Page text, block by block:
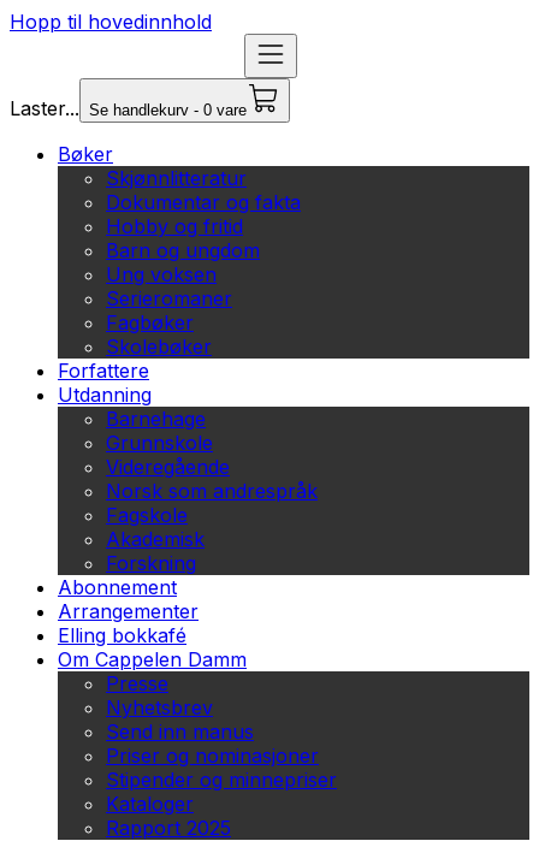
Hopp til hovedinnhold
Laster... Se handlekurv - 0 vare
Bøker
Skjønnlitteratur
Dokumentar og fakta
Hobby og fritid
Barn og ungdom
Ung voksen
Serieromaner
Fagbøker
Skolebøker
Forfattere
Utdanning
Barnehage
Grunnskole
Videregående
Norsk som andrespråk
Fagskole
Akademisk
Forskning
Abonnement
Arrangementer
Elling bokkafé
Om Cappelen Damm
Presse
Nyhetsbrev
Send inn manus
Priser og nominasjoner
Stipender og minnepriser
Kataloger
Rapport 2025